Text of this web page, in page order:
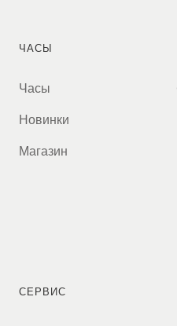
ЧАСЫ
Часы
Новинки
Магазин
СЕРВИС